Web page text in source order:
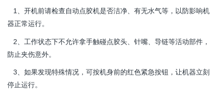
1、 开机前请检查自动点胶机是否洁净、有无水气等，以防影响机
器正常运行。
2、 工作状态下不允许拿手触碰点胶头、针嘴、导链等活动部件，
防止夹伤意外。
3、 如果发现特殊情况，可按机身前的红色紧急按钮，让机器立刻
停止运行。